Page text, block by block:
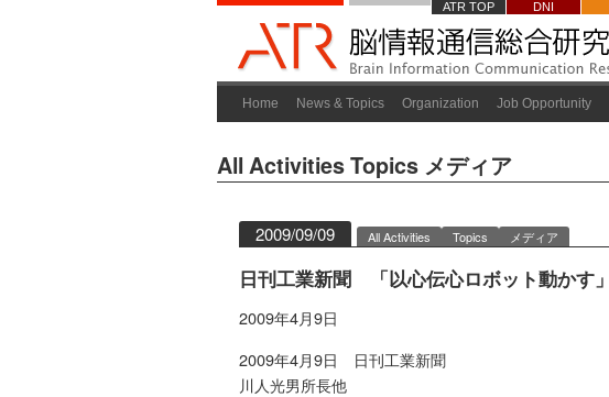
ATR TOP DNI
Home News & Topics Organization Job Opportunity
All ActivitiesTopics メディア
2009/09/09 All Activities Topics メディア
日刊工業新聞 「以心伝心ロボット動かす」
2009年4月9日
2009年4月9日 日刊工業新聞
川人光男所長他